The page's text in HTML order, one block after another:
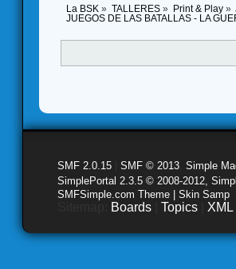
La BSK » TALLERES» Print & Play»
JUEGOS DE LAS BATALLAS - LA
SMF 2.0.15 SMF © 2013 Simple
SimplePortal 2.3.5 © 2008-2012,
SMFSimple.com Theme | Skin Samp
Boards Topics XML